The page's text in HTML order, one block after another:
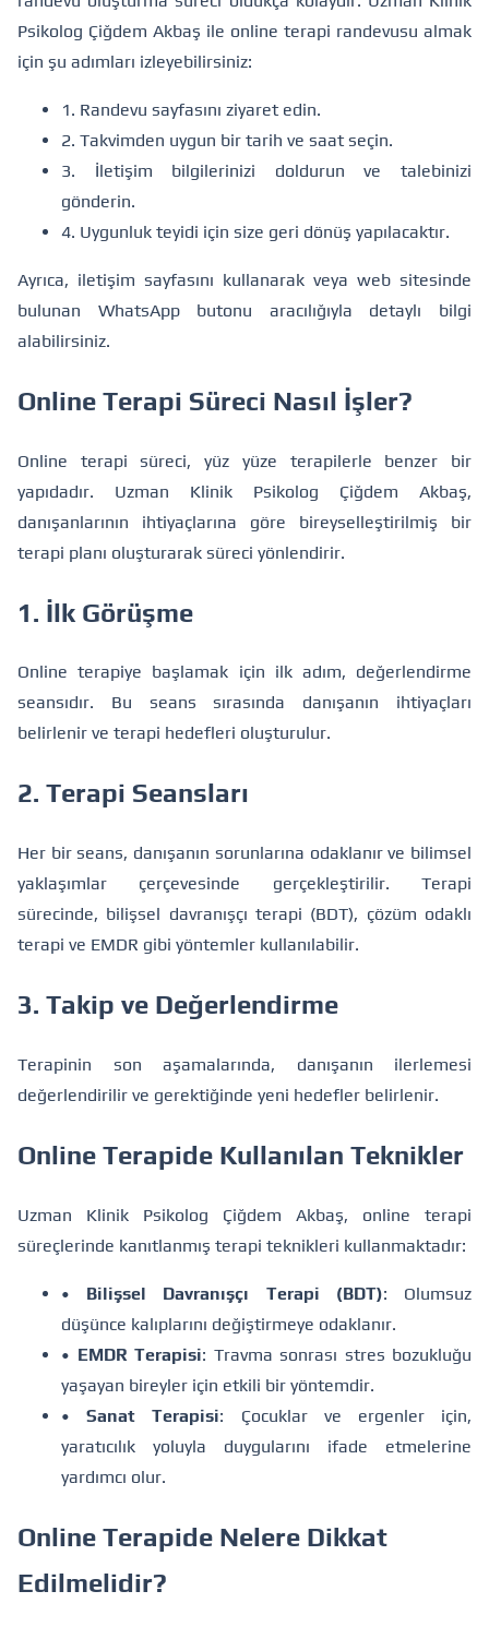
Psikolog Çiğdem Akbaş ile online terapi randevusu almak
için şu adımları izleyebilirsiniz:
1. Randevu sayfasını ziyaret edin.
2. Takvimden uygun bir tarih ve saat seçin.
3. İletişim bilgilerinizi doldurun ve talebinizi
gönderin.
4. Uygunluk teyidi için size geri dönüş yapılacaktır.
Ayrıca, iletişim sayfasını kullanarak veya web sitesinde
bulunan WhatsApp butonu aracılığıyla detaylı bilgi
alabilirsiniz.
Online Terapi Süreci Nasıl İşler?
Online terapi süreci, yüz yüze terapilerle benzer bir
yapıdadır. Uzman Klinik Psikolog Çiğdem Akbaş,
danışanlarının ihtiyaçlarına göre bireyselleştirilmiş bir
terapi planı oluşturarak süreci yönlendirir.
1. İlk Görüşme
Online terapiye başlamak için ilk adım, değerlendirme
seansıdır. Bu seans sırasında danışanın ihtiyaçları
belirlenir ve terapi hedefleri oluşturulur.
2. Terapi Seansları
Her bir seans, danışanın sorunlarına odaklanır ve bilimsel
yaklaşımlar çerçevesinde gerçekleştirilir. Terapi
sürecinde, bilişsel davranışçı terapi (BDT), çözüm odaklı
terapi ve EMDR gibi yöntemler kullanılabilir.
3. Takip ve Değerlendirme
Terapinin son aşamalarında, danışanın ilerlemesi
değerlendirilir ve gerektiğinde yeni hedefler belirlenir.
Online Terapide Kullanılan Teknikler
Uzman Klinik Psikolog Çiğdem Akbaş, online terapi
süreçlerinde kanıtlanmış terapi teknikleri kullanmaktadır:
• Bilişsel Davranışçı Terapi (BDT): Olumsuz
düşünce kalıplarını değiştirmeye odaklanır.
• EMDR Terapisi: Travma sonrası stres bozukluğu
yaşayan bireyler için etkili bir yöntemdir.
•Sanat Terapisi: Çocuklar ve ergenler için,
yaratıcılık yoluyla duygularını ifade etmelerine
yardımcı olur.
Online Terapide Nelere Dikkat
Edilmelidir?